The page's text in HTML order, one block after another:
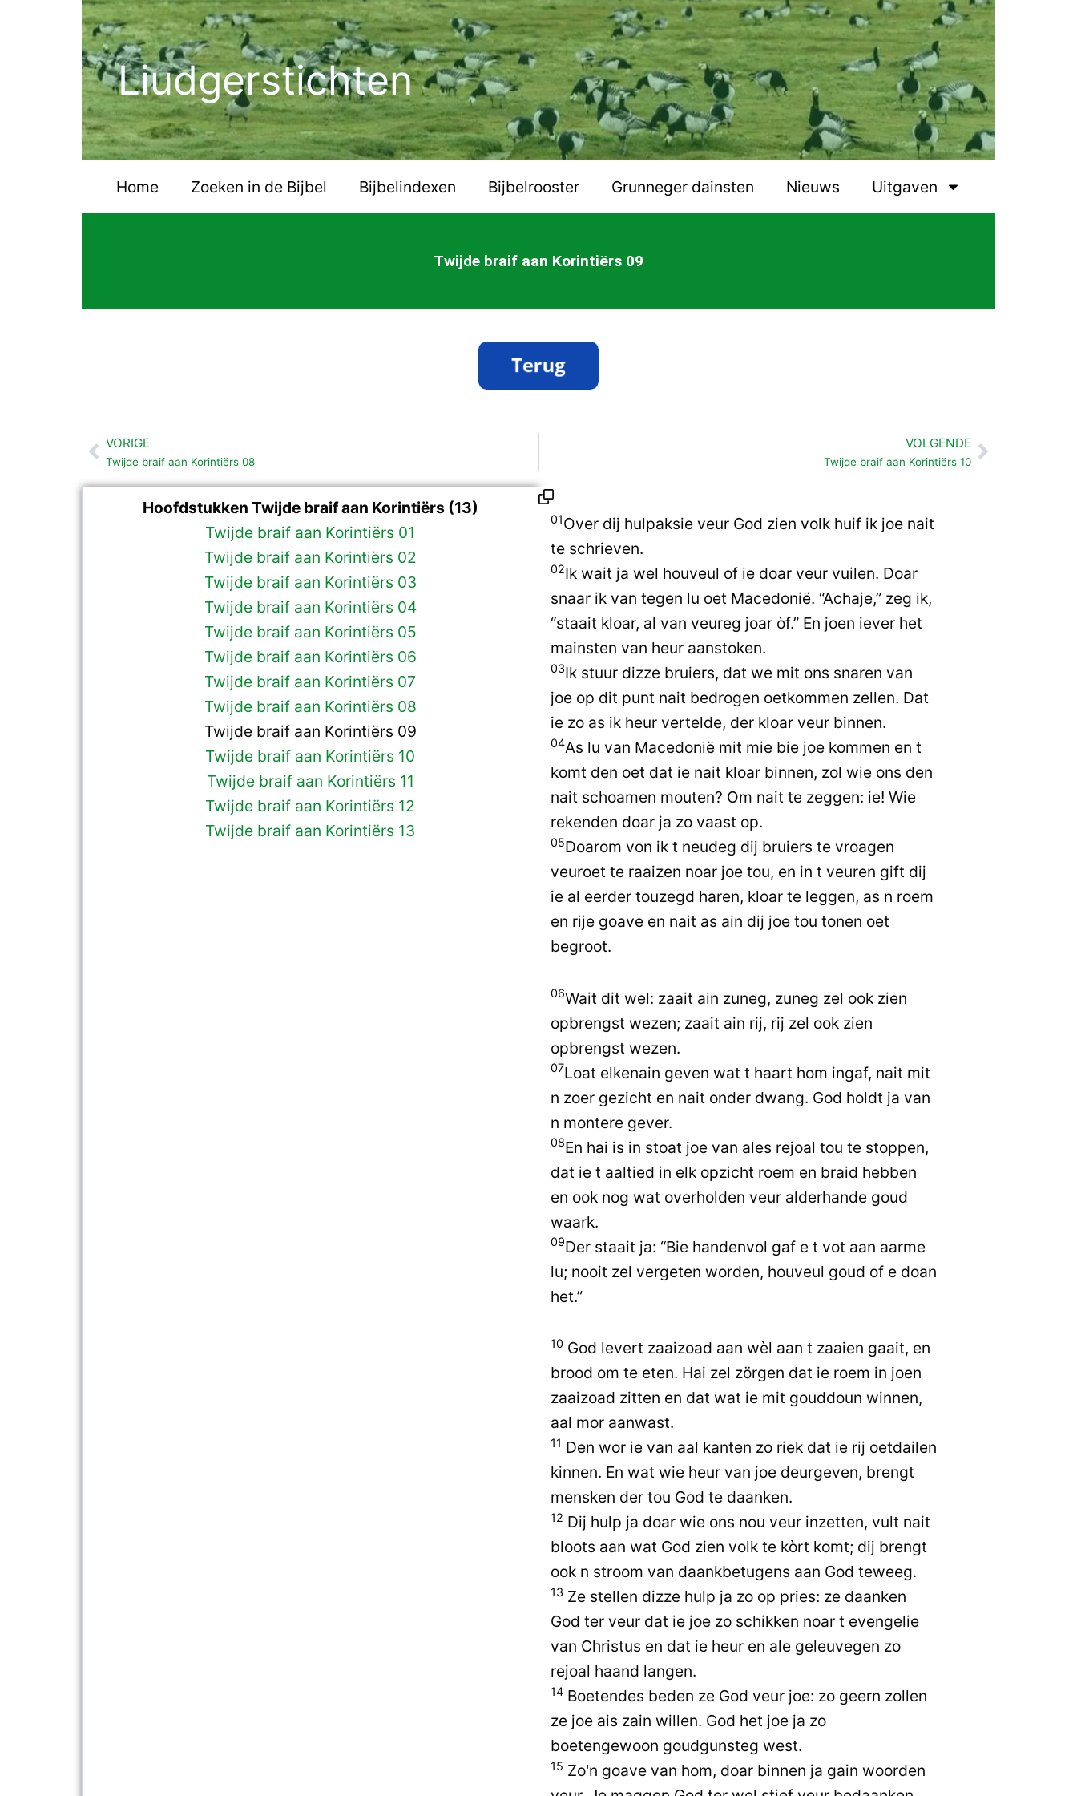
Liudgerstichten
Home Zoeken in de Bijbel Bijbelindexen Bijbelrooster Grunneger dainsten Nieuws Uitgaven
Twijde braif aan Korintiërs 09
Vorige
VORIGE
Twijde braif aan Korintiërs 08
VOLGENDE
Twijde braif aan Korintiërs 10Volgende
Hoofdstukken Twijde braif aan Korintiërs (13)
Twijde braif aan Korintiërs 01
Twijde braif aan Korintiërs 02
Twijde braif aan Korintiërs 03
Twijde braif aan Korintiërs 04
Twijde braif aan Korintiërs 05
Twijde braif aan Korintiërs 06
Twijde braif aan Korintiërs 07
Twijde braif aan Korintiërs 08
Twijde braif aan Korintiërs 09
Twijde braif aan Korintiërs 10
Twijde braif aan Korintiërs 11
Twijde braif aan Korintiërs 12
Twijde braif aan Korintiërs 13
01Over dij hulpaksie veur God zien volk huif ik joe nait
te schrieven.
02Ik wait ja wel houveul of ie doar veur vuilen. Doar
snaar ik van tegen lu oet Macedonië. “Achaje,” zeg ik,
“staait kloar, al van veureg joar òf.” En joen iever het
mainsten van heur aanstoken.
03Ik stuur dizze bruiers, dat we mit ons snaren van
joe op dit punt nait bedrogen oetkommen zellen. Dat
ie zo as ik heur vertelde, der kloar veur binnen.
04As lu van Macedonië mit mie bie joe kommen en t
komt den oet dat ie nait kloar binnen, zol wie ons den
nait schoamen mouten? Om nait te zeggen: ie! Wie
rekenden doar ja zo vaast op.
05Doarom von ik t neudeg dij bruiers te vroagen
veuroet te raaizen noar joe tou, en in t veuren gift dij
ie al eerder touzegd haren, kloar te leggen, as n roem
en rije goave en nait as ain dij joe tou tonen oet
begroot.
06Wait dit wel: zaait ain zuneg, zuneg zel ook zien
opbrengst wezen; zaait ain rij, rij zel ook zien
opbrengst wezen.
07Loat elkenain geven wat t haart hom ingaf, nait mit
n zoer gezicht en nait onder dwang. God holdt ja van
n montere gever.
08En hai is in stoat joe van ales rejoal tou te stoppen,
dat ie t aaltied in elk opzicht roem en braid hebben
en ook nog wat overholden veur alderhande goud
waark.
09Der staait ja: “Bie handenvol gaf e t vot aan aarme
lu; nooit zel vergeten worden, houveul goud of e doan
het.”
10 God levert zaaizoad aan wèl aan t zaaien gaait, en
brood om te eten. Hai zel zörgen dat ie roem in joen
zaaizoad zitten en dat wat ie mit gouddoun winnen,
aal mor aanwast.
11 Den wor ie van aal kanten zo riek dat ie rij oetdailen
kinnen. En wat wie heur van joe deurgeven, brengt
mensken der tou God te daanken.
12 Dij hulp ja doar wie ons nou veur inzetten, vult nait
bloots aan wat God zien volk te kòrt komt; dij brengt
ook n stroom van daankbetugens aan God teweeg.
13 Ze stellen dizze hulp ja zo op pries: ze daanken
God ter veur dat ie joe zo schikken noar t evengelie
van Christus en dat ie heur en ale geleuvegen zo
rejoal haand langen.
14 Boetendes beden ze God veur joe: zo geern zollen
ze joe ais zain willen. God het joe ja zo
boetengewoon goudgunsteg west.
15 Zo'n goave van hom, doar binnen ja gain woorden